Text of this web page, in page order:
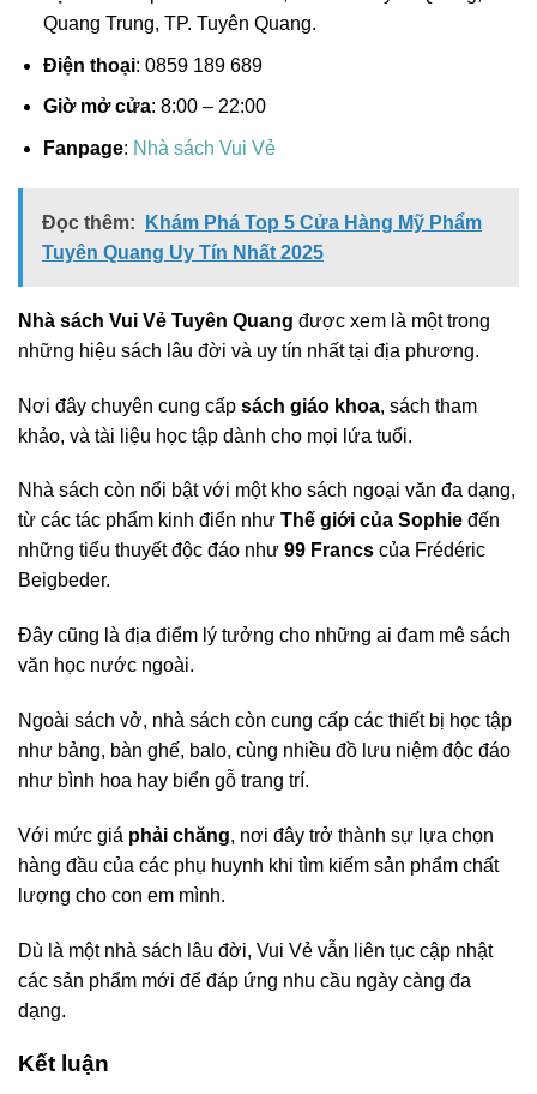
Quang Trung, TP. Tuyên Quang.
Điện thoại: 0859 189 689
Giờ mở cửa: 8:00 – 22:00
Fanpage: Nhà sách Vui Vẻ
Đọc thêm:
Khám Phá Top 5 Cửa Hàng Mỹ Phẩm
Tuyên Quang Uy Tín Nhất 2025
Nhà sách Vui Vẻ Tuyên Quang được xem là một trong
những hiệu sách lâu đời và uy tín nhất tại địa phương.
Nơi đây chuyên cung cấp sách giáo khoa, sách tham
khảo, và tài liệu học tập dành cho mọi lứa tuổi.
Nhà sách còn nổi bật với một kho sách ngoại văn đa dạng,
từ các tác phẩm kinh điển như Thế giới của Sophie đến
những tiểu thuyết độc đáo như 99 Francs của Frédéric
Beigbeder.
Đây cũng là địa điểm lý tưởng cho những ai đam mê sách
văn học nước ngoài.
Ngoài sách vở, nhà sách còn cung cấp các thiết bị học tập
như bảng, bàn ghế, balo, cùng nhiều đồ lưu niệm độc đáo
như bình hoa hay biển gỗ trang trí.
Với mức giá phải chăng, nơi đây trở thành sự lựa chọn
hàng đầu của các phụ huynh khi tìm kiếm sản phẩm chất
lượng cho con em mình.
Dù là một nhà sách lâu đời, Vui Vẻ vẫn liên tục cập nhật
các sản phẩm mới để đáp ứng nhu cầu ngày càng đa
dạng.
Kết luận